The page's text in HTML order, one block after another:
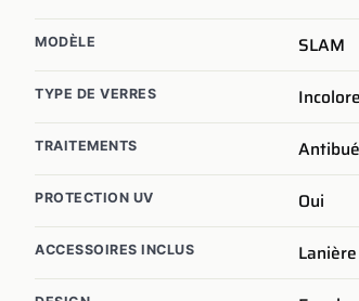
MODÈLE SLAM
TYPE DE VERRES
TRAITEMENTS
PROTECTION UV Oui
ACCESSOIRES INCLUS